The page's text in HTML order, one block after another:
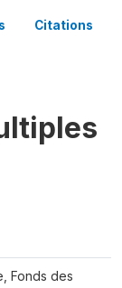
Citations
Fonds des